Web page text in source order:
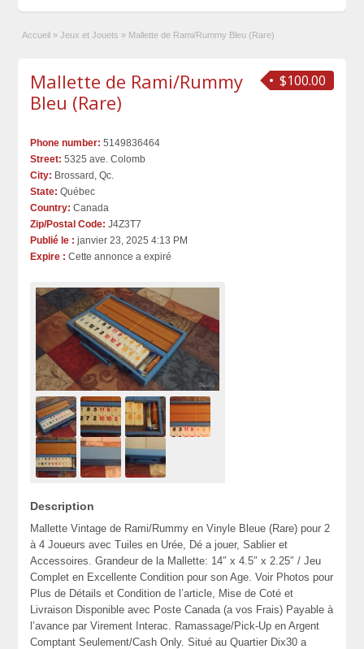
Accueil » Jeux et Jouets » Mallette de Rami/Rummy Bleu (Rare)
$100.00
Mallette de Rami/Rummy
Bleu (Rare)
Phone number: 5149836464
Street: 5325 ave. Colomb
City: Brossard, Qc.
State: Québec
Country: Canada
Zip/Postal Code: J4Z3T7
Publié le : janvier 23, 2025 4:13 PM
Expire : Cette annonce a expiré
Description
Mallette Vintage de Rami/Rummy en Vinyle Bleue (Rare) pour 2
à 4 Joueurs avec Tuiles en Urée, Dé a jouer, Sablier et
Accessoires. Grandeur de la Mallette: 14″ x 4.5″ x 2.25″ / Jeu
Complet en Excellente Condition pour son Age. Voir Photos pour
Plus de Détails et Condition de l’article, Mise de Coté et
Livraison Disponible avec Poste Canada (a vos Frais) Payable à
l’avance par Virement Interac. Ramassage/Pick-Up en Argent
Comptant Seulement/Cash Only. Situé au Quartier Dix30 a